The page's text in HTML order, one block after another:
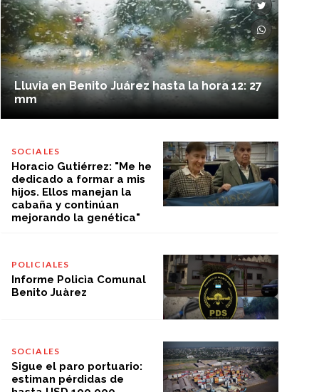
Lluvia en Benito Juárez hasta la hora 12: 27
mm
SOCIALES
Horacio Gutiérrez: "Me he
dedicado a formar a mis
hijos. Ellos manejan la
cabaña y continúan
mejorando la genética"
POLICIALES
Informe Policìa Comunal
Benito Juàrez
SOCIALES
Sigue el paro portuario:
estiman pérdidas de